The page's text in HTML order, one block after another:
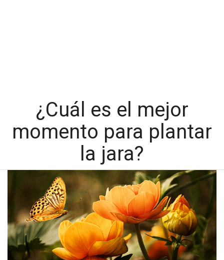
¿Cuál es el mejor
momento para plantar
la jara?